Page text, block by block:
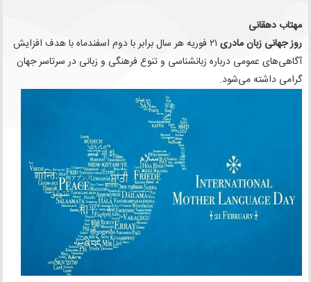
مهتاب دهقانی
روز جهانی زبان مادری
۲۱ فوریه هر سال برابر با دوم اسفندماه با هدف افزایش
آگاهی‌های عمومی درباره زبانشناسی و تنوع فرهنگی و زبانی در سرتاسر جهان
گرامی داشته می‌شود.